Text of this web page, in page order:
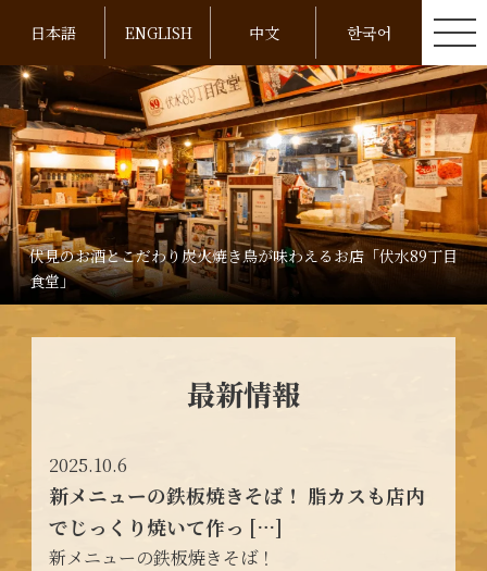
日本語 ENGLISH 中文 한국어
伏見のお酒とこだわり炭火焼き鳥が味わえるお店「伏水89丁目
食堂」
最新情報
2025.10.6
新メニューの鉄板焼きそば！ 脂カスも店内
でじっくり焼いて作っ […]
新メニューの鉄板焼きそば！